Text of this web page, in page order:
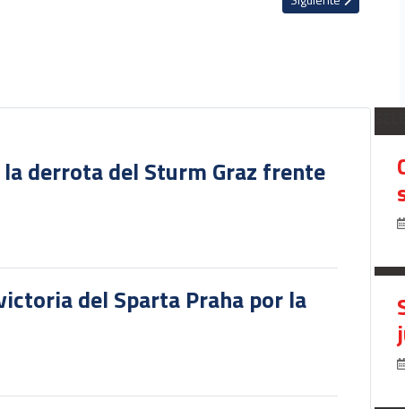
derrota del Sturm Graz frente
del Sparta Praha por la